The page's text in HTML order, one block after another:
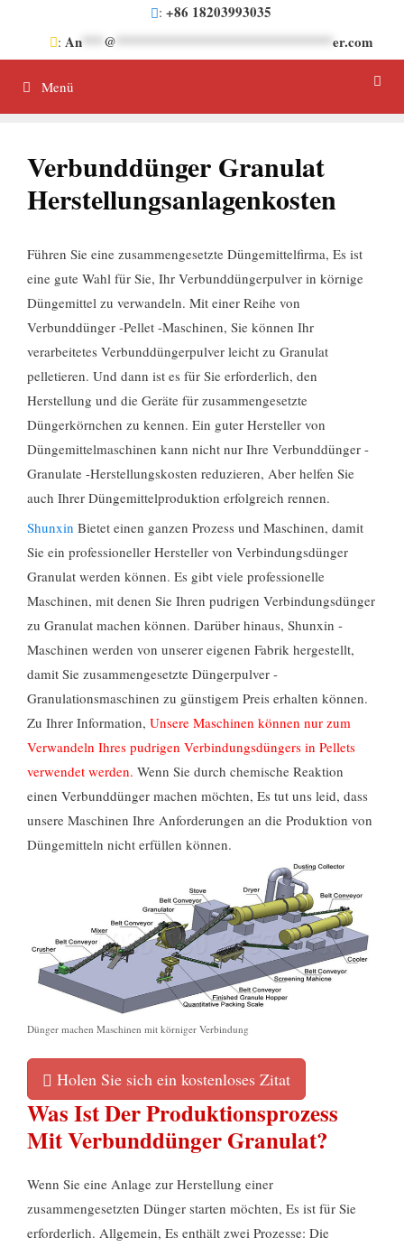
zu
Inhalten
: +86 18203993035
: An*** @ er.com
Menü
Verbunddünger Granulat
Herstellungsanlagenkosten
Führen Sie eine zusammengesetzte Düngemittelfirma, Es ist
eine gute Wahl für Sie, Ihr Verbunddüngerpulver in körnige
Düngemittel zu verwandeln. Mit einer Reihe von
Verbunddünger -Pellet -Maschinen, Sie können Ihr
verarbeitetes Verbunddüngerpulver leicht zu Granulat
pelletieren. Und dann ist es für Sie erforderlich, den
Herstellung und die Geräte für zusammengesetzte
Düngerkörnchen zu kennen. Ein guter Hersteller von
Düngemittelmaschinen kann nicht nur Ihre Verbunddünger -
Granulate -Herstellungskosten reduzieren, Aber helfen Sie
auch Ihrer Düngemittelproduktion erfolgreich rennen.
Shunxin Bietet einen ganzen Prozess und Maschinen, damit
Sie ein professioneller Hersteller von Verbindungsdünger
Granulat werden können. Es gibt viele professionelle
Maschinen, mit denen Sie Ihren pudrigen Verbindungsdünger
zu Granulat machen können. Darüber hinaus, Shunxin -
Maschinen werden von unserer eigenen Fabrik hergestellt,
damit Sie zusammengesetzte Düngerpulver -
Granulationsmaschinen zu günstigem Preis erhalten können.
Zu Ihrer Information, Unsere Maschinen können nur zum
Verwandeln Ihres pudrigen Verbindungsdüngers in Pellets
verwendet werden. Wenn Sie durch chemische Reaktion
einen Verbunddünger machen möchten, Es tut uns leid, dass
unsere Maschinen Ihre Anforderungen an die Produktion von
Düngemitteln nicht erfüllen können.
Dünger machen Maschinen mit körniger Verbindung
Holen Sie sich ein kostenloses Zitat
Was Ist Der Produktionsprozess
Mit Verbunddünger Granulat?
Wenn Sie eine Anlage zur Herstellung einer
zusammengesetzten Dünger starten möchten, Es ist für Sie
erforderlich. Allgemein, Es enthält zwei Prozesse: Die